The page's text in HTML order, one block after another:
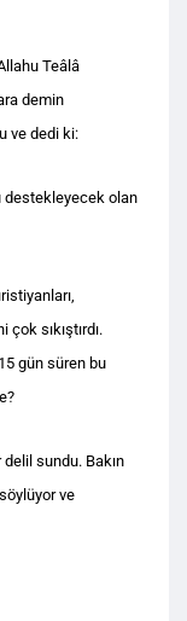
Teâlâ
demin
ve dedi ki:
destekleyecek olan
sıkıştırdı.
gün süren bu
delil sundu. Bakın
söylüyor ve